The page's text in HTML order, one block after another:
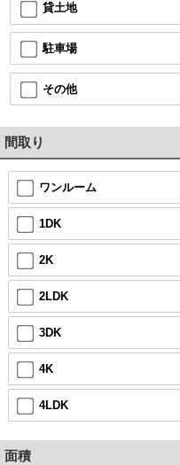
貸土地
駐車場
その他
間取り
ワンルーム
1DK
2K
2LDK
3DK
4K
4LDK
面積